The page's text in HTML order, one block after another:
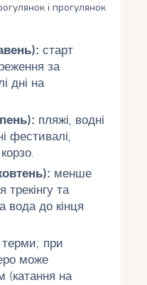
і прогулянок
старт
за
дні на
пляжі, водні
фестивалі,
менше
та
вода до кінця
при
може
(катання на